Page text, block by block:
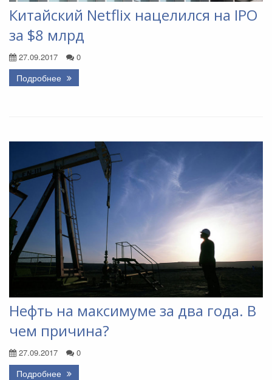
Китайский Netflix нацелился на IPO
за $8 млрд
27.09.2017 0
Подробнее
Нефть на максимуме за два года. В
чем причина?
27.09.2017 0
Подробнее